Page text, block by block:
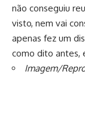
não conseguiu
visto, nem vai
apenas fez um
como dito antes,
Imagem/